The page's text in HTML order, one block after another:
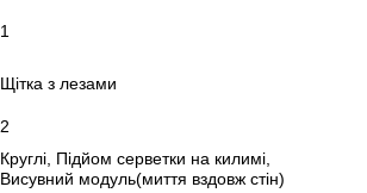
1
Щітка з лезами
2
Круглі, Підйом серветки на килимі,
Висувний модуль(миття вздовж стін)